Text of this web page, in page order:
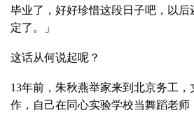
毕业了，好好珍惜这段日子吧，以后
定了。」
这话从何说起呢？
13年前，朱秋燕举家来到北京务工
作，自己在同心实验学校当舞蹈老师